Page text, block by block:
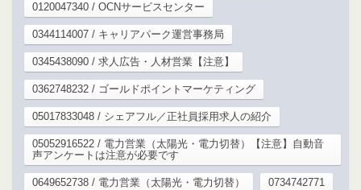
0120047340 / OCNサービスセンター
0344114007 / キャリアパーク運営事務局
0345438090 / 求人広告・人材営業【注意】
0362748232 / ゴールドポイントマーケティング
05017833048 / シェアフル／正社員採用求人の紹介
05052916522 / 電力営業（太陽光・電力切替）【注意】自動音
声アンケートは注意が必要です
0649652738 / 電力営業（太陽光・電力切替） 0734742771